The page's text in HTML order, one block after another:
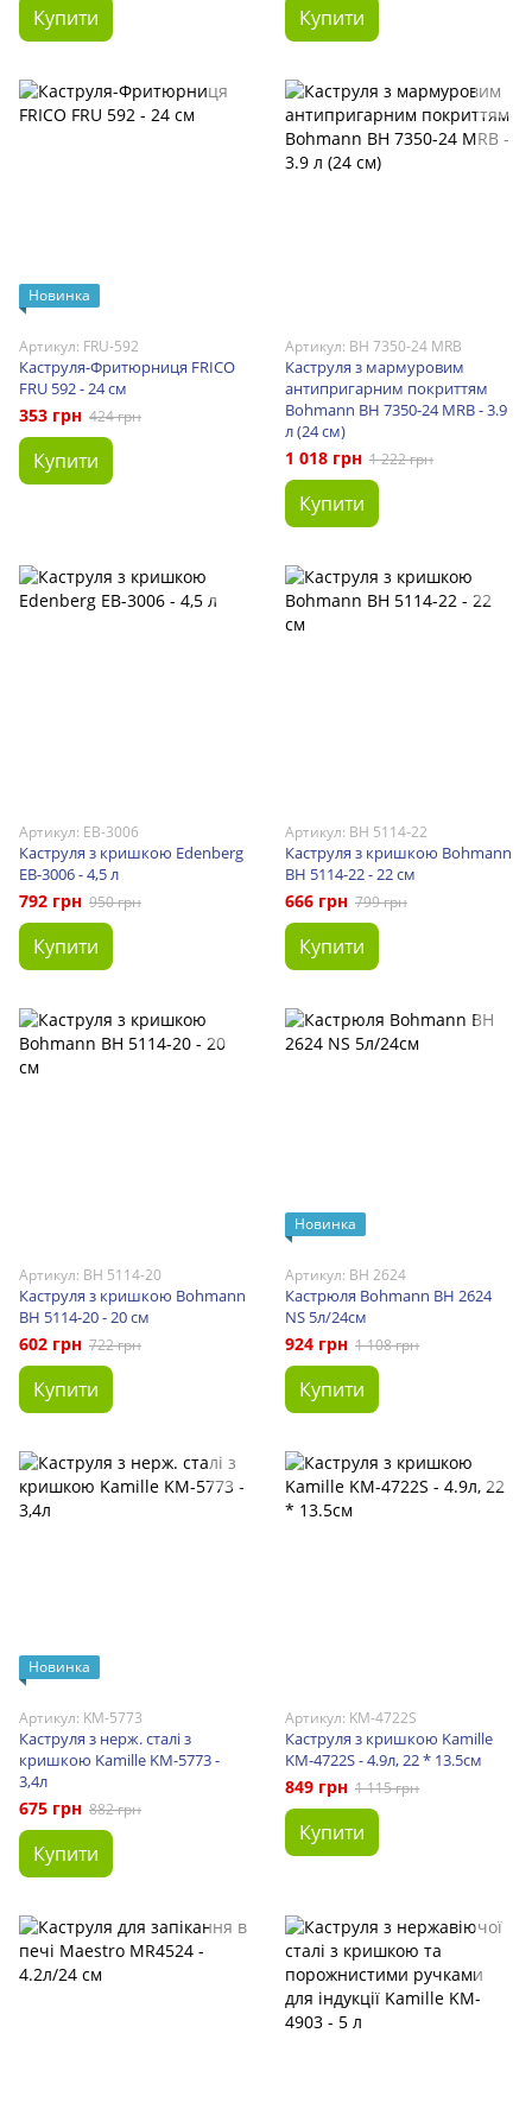
Купити Купити
Новинка
Артикул: FRU-592
Каструля-Фритюрниця FRICO
FRU 592 - 24 см
353 грн 424 грн
Купити
Артикул: BH 7350-24 MRB
Каструля з мармуровим
антипригарним покриттям
Bohmann BH 7350-24 MRB - 3.9
л (24 см)
1 018 грн 1 222 грн
Купити
Артикул: EB-3006
Каструля з кришкою Edenberg
EB-3006 - 4,5 л
792 грн 950 грн
Купити
Артикул: BH 5114-22
Каструля з кришкою Bohmann
BH 5114-22 - 22 см
666 грн 799 грн
Купити
Артикул: BH 5114-20
Каструля з кришкою Bohmann
BH 5114-20 - 20 см
602 грн 722 грн
Купити
Новинка
Артикул: BH 2624
Кастрюля Bohmann BH 2624
NS 5л/24см
924 грн 1 108 грн
Купити
Новинка
Артикул: KM-5773
Каструля з нерж. сталі з
кришкою Kamille KM-5773 -
3,4л
675 грн 882 грн
Купити
Артикул: KM-4722S
Каструля з кришкою Kamille
KM-4722S - 4.9л, 22 * 13.5см
849 грн 1 115 грн
Купити